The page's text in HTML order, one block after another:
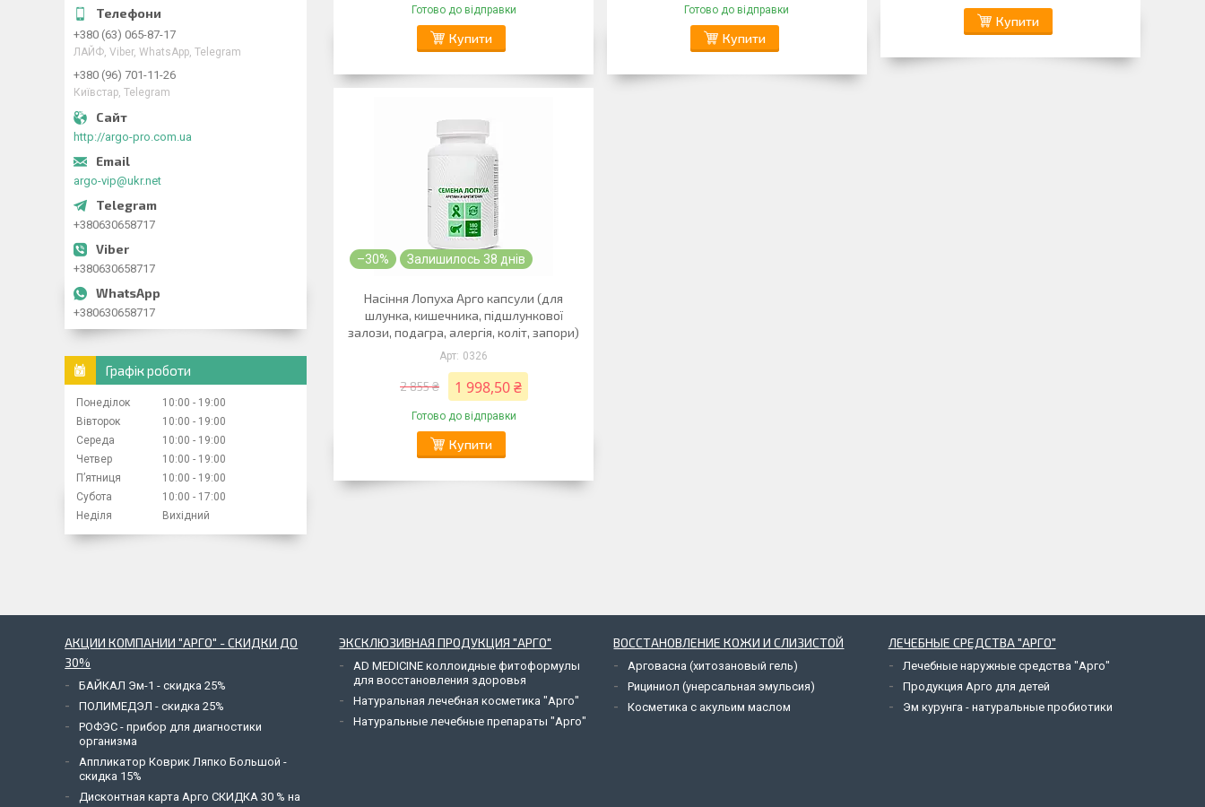
Готово до відправки
Купити
Готово до відправки
Купити
Купити
–30% Залишилось 38 днів
Насіння Лопуха Арго капсули (для
шлунка, кишечника, підшлункової
залози, подагра, алергія, коліт, запори)
0326
2 855 ₴ 1 998,50 ₴
Готово до відправки
Купити
+380 (63) 065-87-17
ЛАЙФ, Viber, WhatsApp, Telegram
+380 (96) 701-11-26
Київстар, Telegram
http://argo-pro.com.ua
argo-vip@ukr.net
+380630658717
+380630658717
+380630658717
Графік роботи
Понеділок 10:00
19:00
Вівторок
10:00
19:00
Середа
10:00
19:00
Четвер
10:00
19:00
Пʼятниця
10:00
19:00
Субота
10:00
17:00
Неділя
Вихідний
АКЦИИ КОМПАНИИ "АРГО" - СКИДКИ ДО
30%
БАЙКАЛ Эм-1 - скидка 25%
ПОЛИМЕДЭЛ - скидка 25%
РОФЭС - прибор для диагностики
организма
Аппликатор Коврик Ляпко Большой -
скидка 15%
Дисконтная карта Арго СКИДКА 30 % на
ЭКСКЛЮЗИВНАЯ ПРОДУКЦИЯ "АРГО"
AD MEDICINE коллоидные фитоформулы
для восстановления здоровья
Натуральная лечебная косметика "Арго"
Натуральные лечебные препараты "Арго"
ВОССТАНОВЛЕНИЕ КОЖИ И СЛИЗИСТОЙ
Арговасна (хитозановый гель)
Рициниол (унерсальная эмульсия)
Косметика с акульим маслом
ЛЕЧЕБНЫЕ СРЕДСТВА "АРГО"
Лечебные наружные средства "Арго"
Продукция Арго для детей
Эм курунга - натуральные пробиотики